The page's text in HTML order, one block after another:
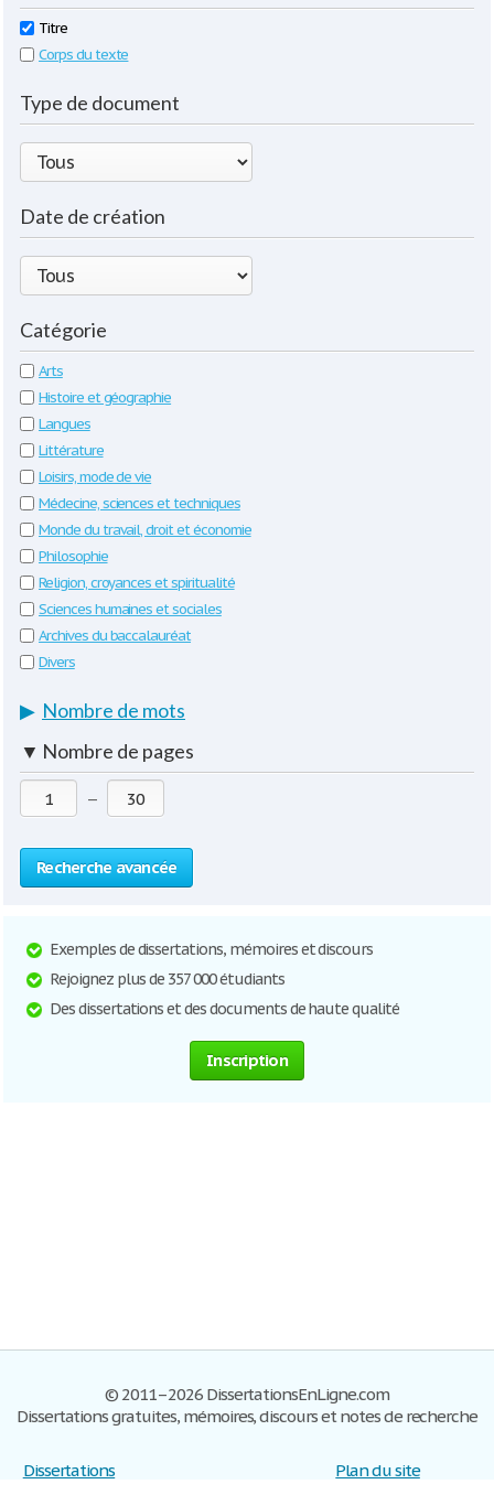
Titre
Corps du texte
Type de document
Date de création
Catégorie
Arts
Histoire et géographie
Langues
Littérature
Loisirs, mode de vie
Médecine, sciences et techniques
Monde du travail, droit et économie
Philosophie
Religion, croyances et spiritualité
Sciences humaines et sociales
Archives du baccalauréat
Divers
▶ Nombre de mots
▼ Nombre de pages
—
Recherche avancée
Exemples de dissertations, mémoires et discours
Rejoignez plus de 357 000 étudiants
Des dissertations et des documents de haute qualité
Inscription
© 2011–2026 DissertationsEnLigne.com
Dissertations gratuites, mémoires, discours et notes de recherche
Dissertations Plan du site